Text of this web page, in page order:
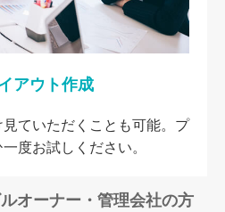
アウト作成
ていただくことも可能。プ
度お試しください。
オーナー・管理会社の方